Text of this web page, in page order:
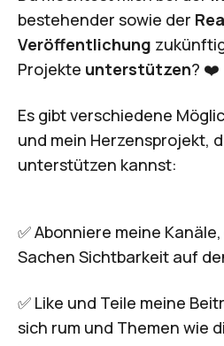
bestehender sowie der
Veröffentlichung
Projekte unterstützen? ❤️
Es gibt verschiedene
und mein Herzensprojekt,
unterstützen kannst:
✅ Abonniere meine Kanäle
Sachen Sichtbarkeit auf
✅ Like und Teile meine
sich rum und Themen wie